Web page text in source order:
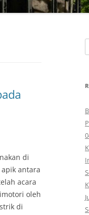
di
antara
acara
oleh
di